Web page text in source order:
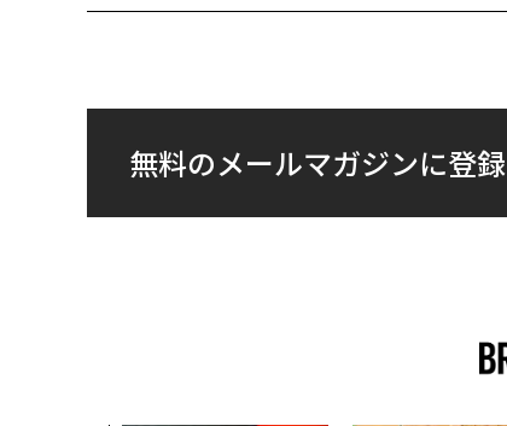
無料のメールマガジンに登録